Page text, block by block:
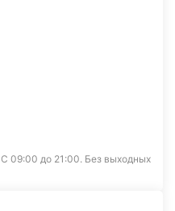
С 09:00 до 21:00. Без выходных